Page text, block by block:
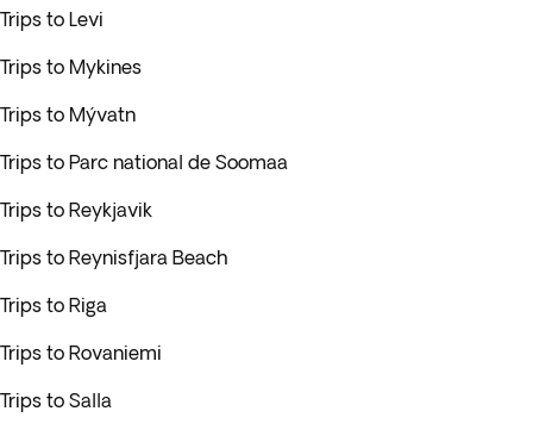
Trips to Levi
Trips to Mykines
Trips to Mývatn
Trips to Parc national de Soomaa
Trips to Reykjavik
Trips to Reynisfjara Beach
Trips to Riga
Trips to Rovaniemi
Trips to Salla